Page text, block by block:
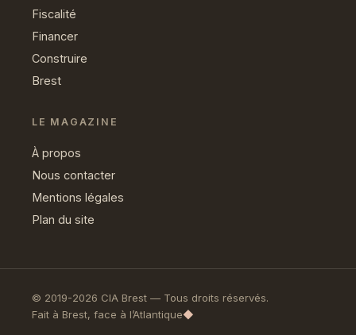
Fiscalité
Financer
Construire
Brest
LE MAGAZINE
À propos
Nous contacter
Mentions légales
Plan du site
© 2019-2026 CIA Brest — Tous droits réservés.
Fait à Brest, face à l’Atlantique◆